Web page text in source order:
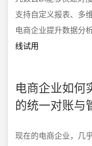
支持自定义报表、多
电商企业提升数据分
线试用
电商企业如何
的统一对账与
现在的电商企业，几